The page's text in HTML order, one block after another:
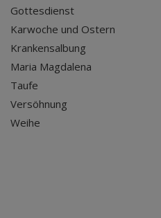
Gottesdienst
Karwoche und Ostern
Krankensalbung
Maria Magdalena
Taufe
Versöhnung
Weihe